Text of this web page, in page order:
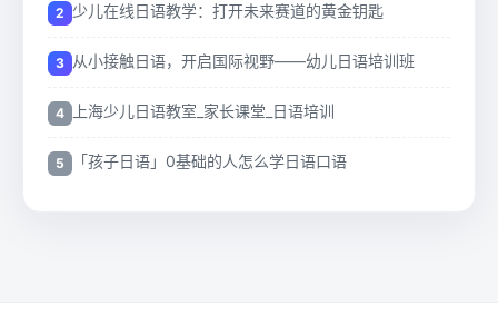
少儿在线日语教学：打开未来赛道的黄金钥匙
从小接触日语，开启国际视野——幼儿日语培训班
上海少儿日语教室_家长课堂_日语培训
「孩子日语」0基础的人怎么学日语口语